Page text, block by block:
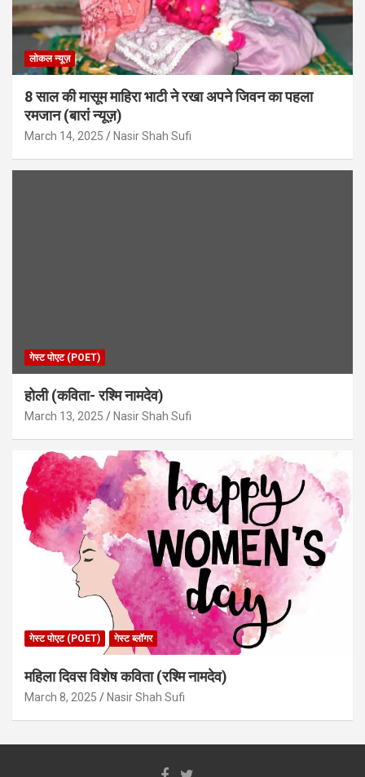
लोकल न्यूज़
8 साल की मासूम माहिरा भाटी ने रखा अपने जिवन का पहला
रमजान (बारां न्यूज़)
March 14, 2025 Nasir Shah Sufi
गेस्ट पोएट (POET)
होली (कविता- रश्मि नामदेव)
March 13, 2025 Nasir Shah Sufi
गेस्ट पोएट (POET) गेस्ट ब्लॉगर
महिला दिवस विशेष कविता (रश्मि नामदेव)
March 8, 2025 Nasir Shah Sufi